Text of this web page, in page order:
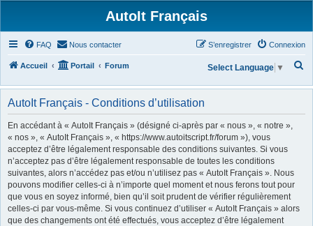
AutoIt Français
FAQ Nous contacter Connexion
S’enregistrer
Accueil Portail Forum
h
Select Language ▼
AutoIt Français - Conditions d’utilisation
En accédant à « AutoIt Français » (désigné ci-après par « nous », « notre »,
« nos », « AutoIt Français », « https://www.autoitscript.fr/forum »), vous
acceptez d’être légalement responsable des conditions suivantes. Si vous
n’acceptez pas d’être légalement responsable de toutes les conditions
suivantes, alors n’accédez pas et/ou n’utilisez pas « AutoIt Français ». Nous
pouvons modifier celles-ci à n’importe quel moment et nous ferons tout pour
que vous en soyez informé, bien qu’il soit prudent de vérifier régulièrement
celles-ci par vous-même. Si vous continuez d’utiliser « AutoIt Français » alors
que des changements ont été effectués, vous acceptez d’être légalement